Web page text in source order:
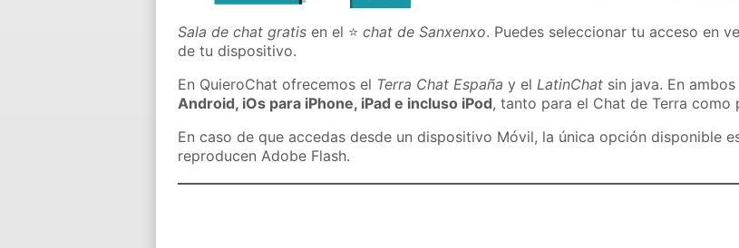
Sala de chat gratis en el ⭐chat de Sanxenxo. Puedes seleccionar tu acceso en
de tu dispositivo.
En QuieroChat ofrecemos el Terra Chat España y elLatinChat sin java. En
Android, iOs para iPhone, iPad e incluso iPod, tanto para el Chat de Terra como
En caso de que accedas desde un dispositivo Móvil, la única opción disponible
reproducen Adobe Flash.